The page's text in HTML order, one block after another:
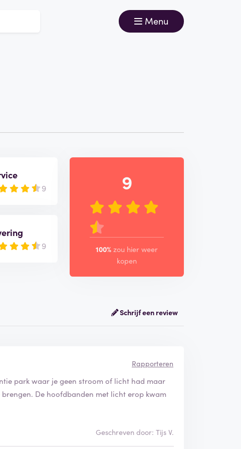
Menu
9
9
9
100% zou hier weer
kopen
Schrijf een review
Rapporteren
park waar je geen stroom of licht had maar
De hoofdbanden met licht erop kwam
Geschreven door: Tijs V.